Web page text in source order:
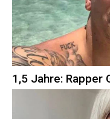
1,5 Jahre: Rapper